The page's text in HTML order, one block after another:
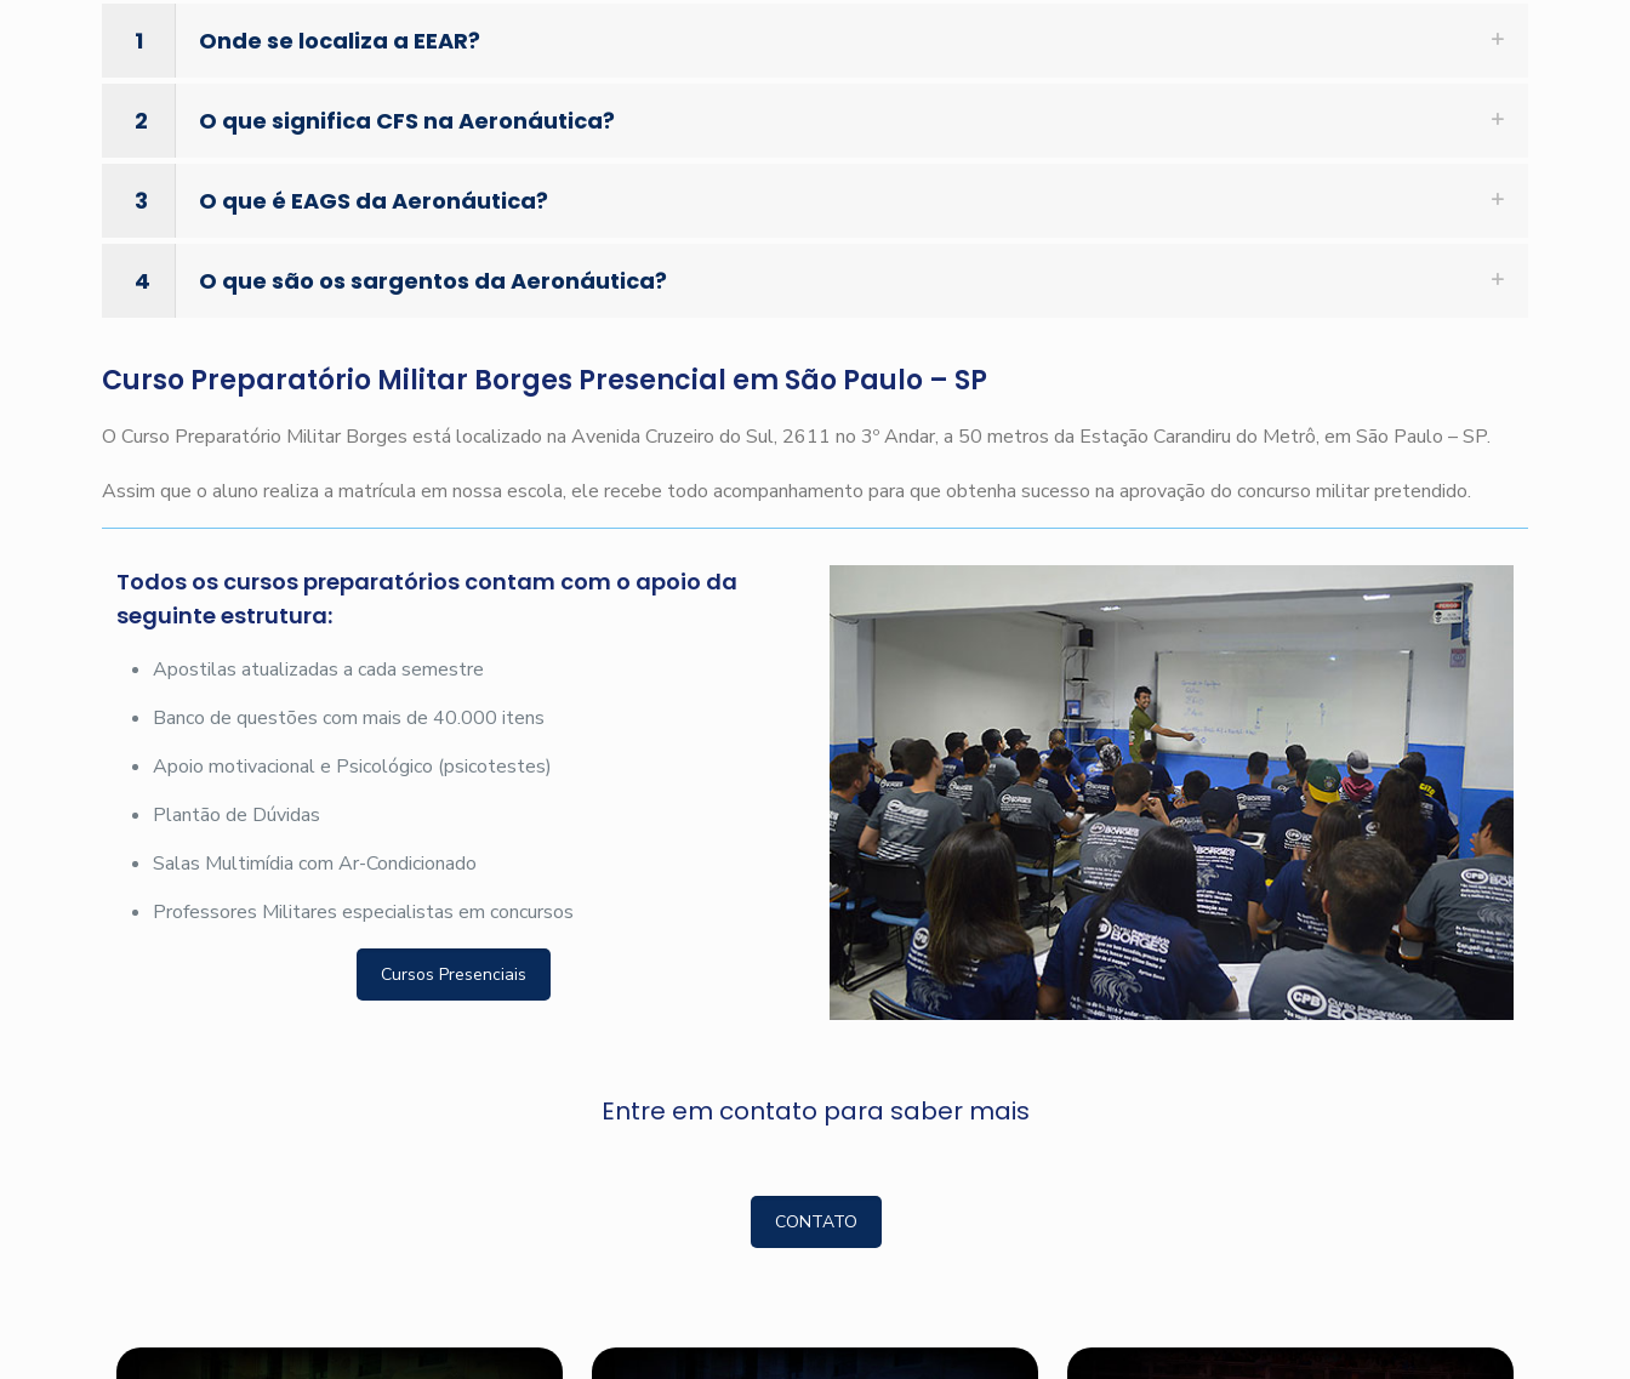
1 Onde se localiza a EEAR?
2 O que significa CFS na Aeronáutica?
3 O que é EAGS da Aeronáutica?
4 O que são os sargentos da Aeronáutica?
Curso Preparatório Militar Borges Presencial em São Paulo – SP
O Curso Preparatório Militar Borges está localizado na Avenida Cruzeiro do Sul, 2611 no 3º Andar, a 50 metros da Estação Carandiru do Metrô, em São Paulo – SP.
Assim que o aluno realiza a matrícula em nossa escola, ele recebe todo acompanhamento para que obtenha sucesso na aprovação do concurso militar pretendido.
Todos os cursos preparatórios contam com o apoio da
seguinte estrutura:
Apostilas atualizadas a cada semestre
Banco de questões com mais de 40.000 itens
Apoio motivacional e Psicológico (psicotestes)
Plantão de Dúvidas
Salas Multimídia com Ar-Condicionado
Professores Militares especialistas em concursos
Cursos Presenciais
Entre em contato para saber mais
CONTATO